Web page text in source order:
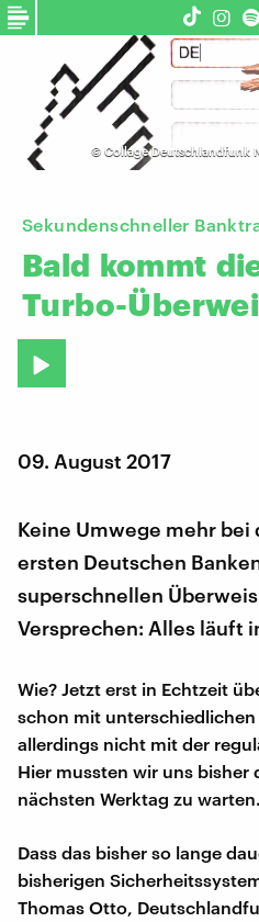
© Collage Deutschlandfunk
Sekundenschneller
Bald kommt
Turbo-
09. August 2017
Keine Umwege mehr bei
ersten Deutschen
superschnellen
Versprechen: Alles läuft
Wie? Jetzt erst in Echtzeit
schon mit unterschiedlichen
allerdings nicht mit der
Hier mussten wir uns
nächsten Werktag zu warten.
Dass das bisher so lange
bisherigen
Thomas Otto,